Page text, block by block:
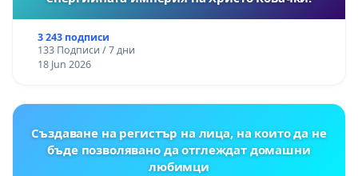
3 243 подписи
133 Подписи / 7 дни
18 Jun 2026
Създаване на регистър на лица, на които да не
бъде позволявано да отглеждат домашни
любимци